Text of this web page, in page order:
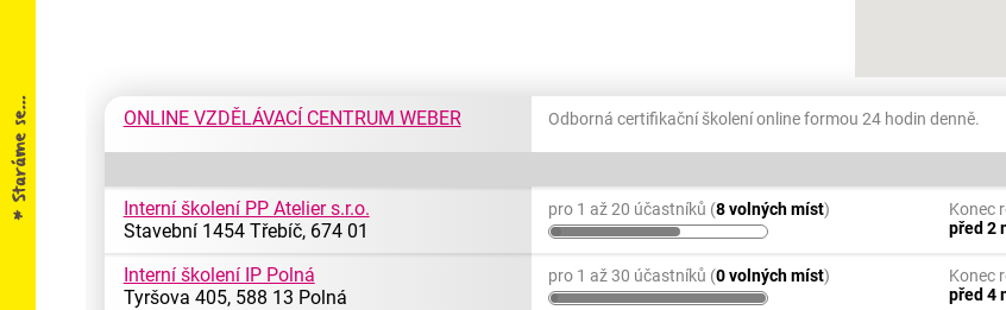
ONLINE VZDĚLÁVACÍ CENTRUM WEBER Odborná certifikační školení online formou 24 hodin denně.
Interní školení PP Atelier s.r.o.
Stavební 1454 Třebíč, 674 01
pro 1 až 20 účastníků (8 volných míst)
Konec
před 2
Interní školení IP Polná
Tyršova 405, 588 13 Polná
pro 1 až 30 účastníků (0 volných míst)
Konec
před 4